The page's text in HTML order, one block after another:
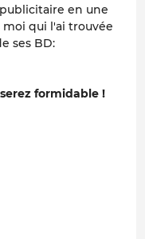
en une
moi qui l'ai trouvée
ses BD:
formidable !